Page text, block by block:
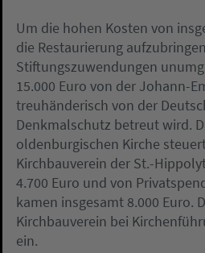
Um die hohen Kosten von
die Restaurierung
Stiftungszuwendungen
15.000 Euro von der Johann-
treuhänderisch von der
Denkmalschutz betreut wird.
oldenburgischen Kirche
Kirchbauverein der St.-
4.700 Euro und von
kamen insgesamt 8.000 Euro.
Kirchbauverein bei
ein.